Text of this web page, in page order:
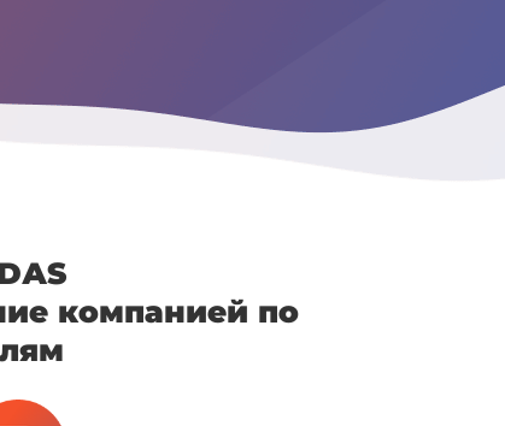
компанией по